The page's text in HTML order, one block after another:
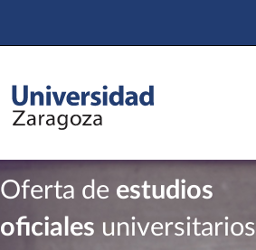
Oferta de estudios
oficiales universitarios